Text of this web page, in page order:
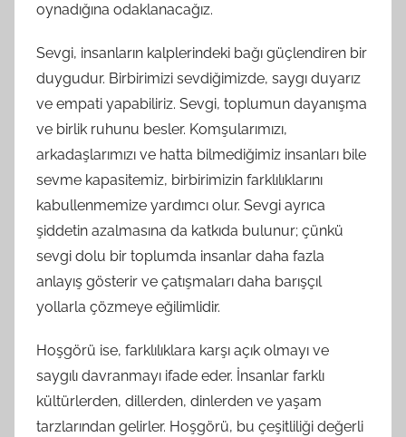
oynadığına odaklanacağız.
Sevgi, insanların kalplerindeki bağı güçlendiren bir
duygudur. Birbirimizi sevdiğimizde, saygı duyarız
ve empati yapabiliriz. Sevgi, toplumun dayanışma
ve birlik ruhunu besler. Komşularımızı,
arkadaşlarımızı ve hatta bilmediğimiz insanları bile
sevme kapasitemiz, birbirimizin farklılıklarını
kabullenmemize yardımcı olur. Sevgi ayrıca
şiddetin azalmasına da katkıda bulunur; çünkü
sevgi dolu bir toplumda insanlar daha fazla
anlayış gösterir ve çatışmaları daha barışçıl
yollarla çözmeye eğilimlidir.
Hoşgörü ise, farklılıklara karşı açık olmayı ve
saygılı davranmayı ifade eder. İnsanlar farklı
kültürlerden, dillerden, dinlerden ve yaşam
tarzlarından gelirler. Hoşgörü, bu çeşitliliği değerli